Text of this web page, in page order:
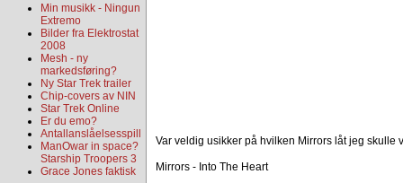
Min musikk - Ningun
Extremo
Bilder fra Elektrostat
2008
Mesh - ny
markedsføring?
Ny Star Trek trailer
Chip-covers av NIN
Star Trek Online
Er du emo?
Antallanslåelsesspill
ManOwar in space?
Starship Troopers 3
Grace Jones faktisk
Var veldig usikker på hvilken Mirrors låt jeg skulle
Mirrors - Into The Heart